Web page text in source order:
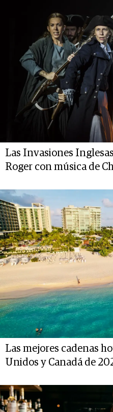
Las Invasiones
Roger con música de
Las mejores cadenas
Unidos y Canadá de